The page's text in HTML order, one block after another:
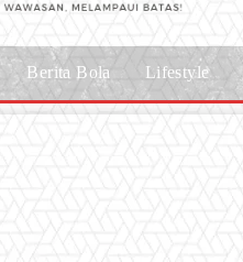
Berita Bola Lifestyle